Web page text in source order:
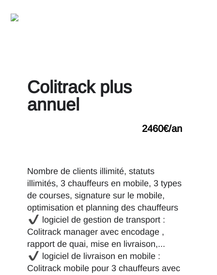
Colitrack plus
annuel
2460€/an
Nombre de clients illimité, statuts
illimités, 3 chauffeurs en mobile, 3 types
de courses, signature sur le mobile,
optimisation et planning des chauffeurs
logiciel de gestion de transport :
Colitrack manager avec encodage ,
rapport de quai, mise en livraison,...
logiciel de livraison en mobile :
Colitrack mobile pour 3 chauffeurs avec